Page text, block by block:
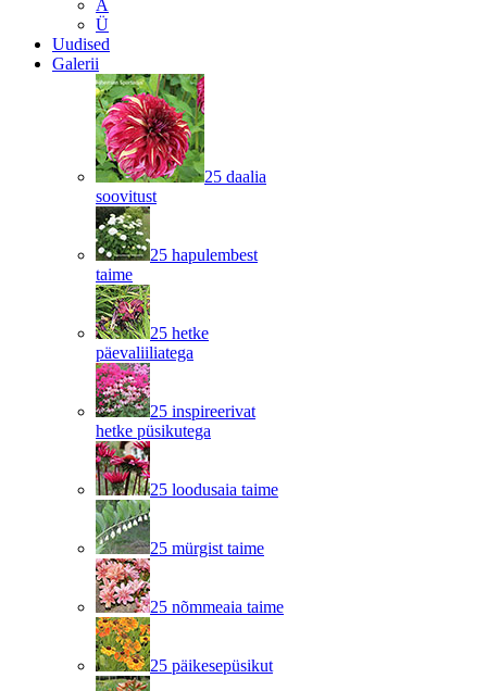
Ä
Ü
Uudised
Galerii
25 daalia
soovitust
25 hapulembest
taime
25 hetke
päevaliiliatega
25 inspireerivat
hetke püsikutega
25 loodusaia taime
25 mürgist taime
25 nõmmeaia taime
25 päikesepüsikut